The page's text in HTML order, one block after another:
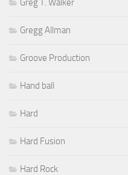
Greg T. Walker
Gregg Allman
Groove Production
Hand ball
Hard
Hard Fusion
Hard Rock